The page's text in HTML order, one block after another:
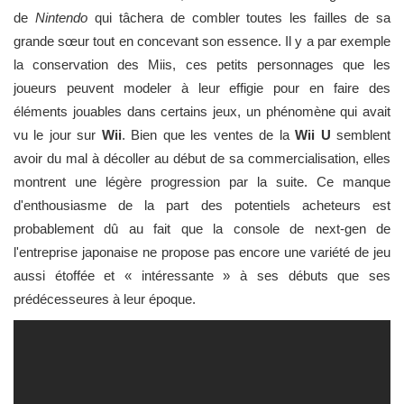
de Nintendoqui tâchera de combler toutes les failles de sa
grande sœur tout en concevant son essence. Il y a par exemple
la conservation des Miis, ces petits personnages que les
joueurs peuvent modeler à leur effigie pour en faire des
éléments jouables dans certains jeux, un phénomène qui avait
vu le jour sur Wii. Bien que les ventes de laWii U semblent
avoir du mal à décoller au début de sa commercialisation, elles
montrent une légère progression par la suite. Ce manque
d'enthousiasme de la part des potentiels acheteurs est
probablement dû au fait que la console de next-gen de
l'entreprise japonaise ne propose pas encore une variété de jeu
aussi étoffée et « intéressante » à ses débuts que ses
prédécesseures à leur époque.